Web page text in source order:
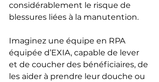
considérablement le risque de
blessures liées à la manutention.
Imaginez une équipe en RPA
équipée d’EXIA, capable de lever
et de coucher des bénéficiaires, de
les aider à prendre leur douche ou